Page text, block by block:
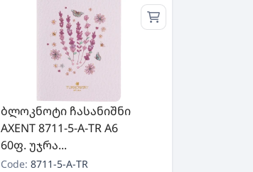
ბლოკნოტი ჩასანიშნი
AXENT 8711-5-A-TR A6
60ფ. უჯრა...
Code: 8711-5-A-TR